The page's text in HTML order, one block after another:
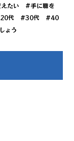
たい #手に職を
#20代 #30代 #40
ょう